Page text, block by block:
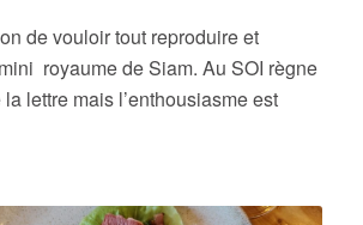
de vouloir tout reproduire et
royaume de Siam. Au SOI règne
la lettre mais l’enthousiasme est